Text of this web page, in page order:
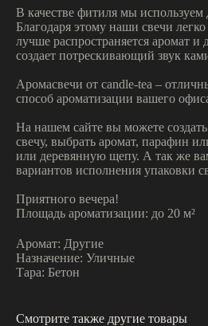
В качестве фитиля мы
Благодаря этому наши свечи
лучше распространяется аромат
создает потрескивающий звук
Аромасвечи от candle-tea –
способ ароматизации вашего
На нашем сайте вы можете
свечу, выбрать аромат, парафин
или деревянную щепу. А так же
вариантов исполнения упаковки
Приятного вечера!
Площадь ароматизации: до 20 м²
Аромат: Другие
Назначение: Уличные
Тара: Бетон
Смотрите также другие товары